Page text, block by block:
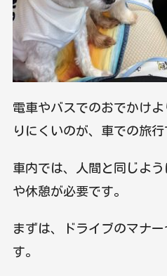
電車やバスでのおでかけ
りにくいのが、車での旅行
車内では、人間と同じよ
や休憩が必要です。
まずは、ドライブのマナ
す。